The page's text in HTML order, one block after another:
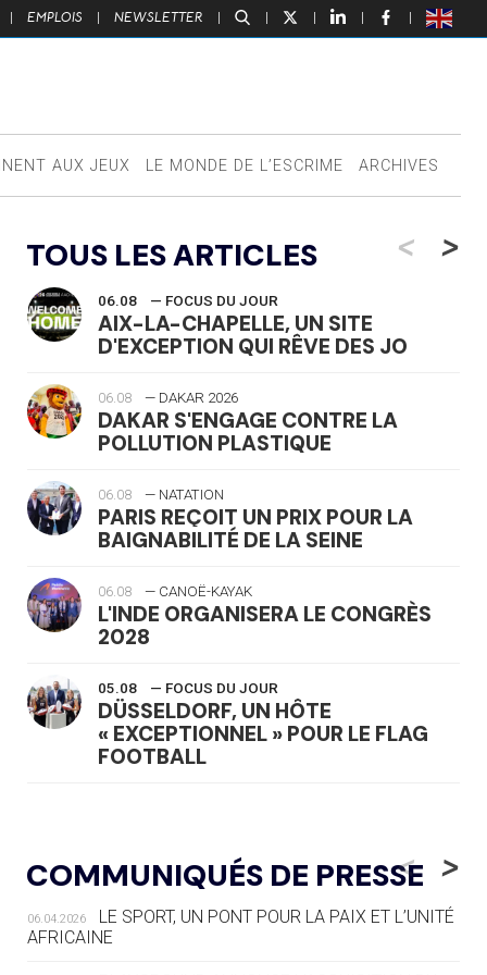
| EMPLOIS | NEWSLETTER | | | | |
AUX JEUX LE MONDE DE L’ESCRIME ARCHIVES
TOUS LES ARTICLES <
06.08 — FOCUS DU JOUR
AIX-LA-CHAPELLE, UN SITE
D'EXCEPTION QUI RÊVE DES JO
06.08 — DAKAR 2026
DAKAR S'ENGAGE CONTRE LA
POLLUTION PLASTIQUE
06.08 — NATATION
PARIS REÇOIT UN PRIX POUR LA
BAIGNABILITÉ DE LA SEINE
06.08 — CANOË-KAYAK
L'INDE ORGANISERA LE CONGRÈS
2028
05.08 — FOCUS DU JOUR
DÜSSELDORF, UN HÔTE
« EXCEPTIONNEL » POUR LE FLAG
FOOTBALL
LE RÊVE DE VOIR LA LUGE ALPINE
AUX JO « N'EST PAS FINI »
05.08 — TIR À L'ARC
DES MONDIAUX À BRISBANE SUR LA
>
COMMUNIQUÉS DE PRESSE
<
06.04.2026
LE SPORT, UN PONT POUR LA PAIX ET L’UNITÉ
AFRICAINE
>